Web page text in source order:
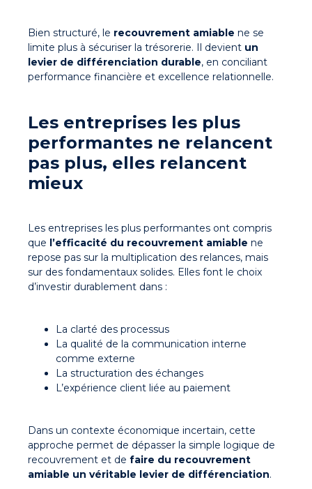
Bien structuré, le recouvrement amiable ne se
limite plus à sécuriser la trésorerie. Il devient un
levier de différenciation durable, en conciliant
performance financière et excellence relationnelle.
Les entreprises les plus
performantes ne relancent
pas plus, elles relancent
mieux
Les entreprises les plus performantes ont compris
que l’efficacité du recouvrement amiable ne
repose pas sur la multiplication des relances, mais
sur des fondamentaux solides. Elles font le choix
d’investir durablement dans :
La clarté des processus
La qualité de la communication interne
comme externe
La structuration des échanges
L’expérience client liée au paiement
Dans un contexte économique incertain, cette
approche permet de dépasser la simple logique de
recouvrement et de faire du recouvrement
amiable un véritable levier de différenciation.